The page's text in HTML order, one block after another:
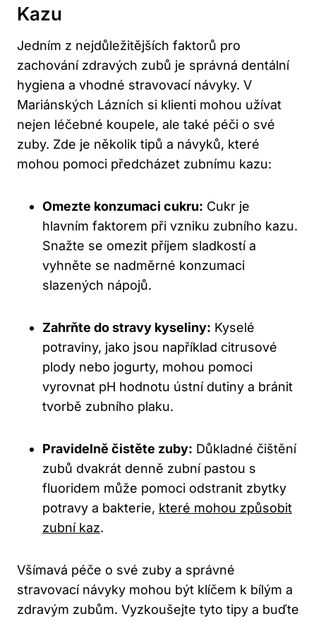
Kazu
Jedním z nejdůležitějších faktorů pro
zachování zdravých zubů je správná dentální
hygiena a vhodné stravovací návyky. V
Mariánských Lázních si klienti mohou užívat
nejen léčebné koupele, ale také péči o své
zuby. Zde je několik tipů a návyků, které
mohou pomoci předcházet zubnímu kazu:
Omezte konzumaci cukru: Cukr je
hlavním faktorem při vzniku zubního kazu.
Snažte se omezit příjem sladkostí a
vyhněte se nadměrné konzumaci
slazených nápojů.
Zahrňte do stravy kyseliny: Kyselé
potraviny, jako jsou například citrusové
plody nebo jogurty, mohou pomoci
vyrovnat pH hodnotu ústní dutiny a bránit
tvorbě zubního plaku.
Pravidelně čistěte zuby: Důkladné čištění
zubů dvakrát denně zubní pastou s
fluoridem může pomoci odstranit zbytky
potravy a bakterie, které mohou způsobit
zubní kaz.
Všímavá péče o své zuby a správné
stravovací návyky mohou být klíčem k bílým a
zdravým zubům. Vyzkoušejte tyto tipy a buďte